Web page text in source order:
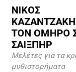
ΝΙΚΟΣ
ΤΟΝ ΟΜΗΡΟ
ΣΑΙΞΠΗΡ
Μελέτες για τα
μυθιστορήματα